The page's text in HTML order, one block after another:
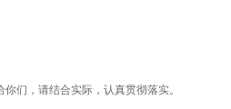
们，请结合实际，认真贯彻落实。